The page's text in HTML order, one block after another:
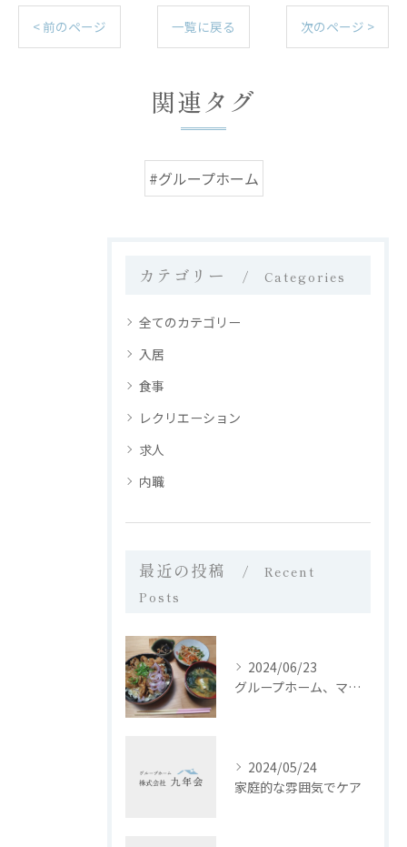
< 前のページ 一覧に戻る 次のページ >
関連タグ
#グループホーム
カテゴリー Categories
全てのカテゴリー
入居
食事
レクリエーション
求人
内職
最近の投稿
Recent
Posts
2024/06/23
グループホーム、マイホーム西日置では、皆さんに栄養バランスの...
2024/05/24
家庭的な雰囲気でケア